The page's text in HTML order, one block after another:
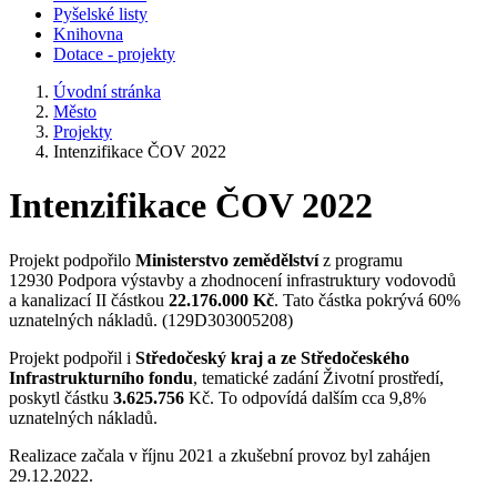
Pyšelské listy
Knihovna
Dotace - projekty
Úvodní stránka
Město
Projekty
Intenzifikace ČOV 2022
Intenzifikace ČOV 2022
Projekt podpořilo Ministerstvo zemědělstvíz programu
12930 Podpora výstavby a zhodnocení infrastruktury vodovodů
a kanalizací II částkou 22.176.000 Kč. Tato částka pokrývá 60%
uznatelných nákladů. (129D303005208)
Projekt podpořil i Středočeský kraj a ze Středočeského
Infrastrukturního fondu, tematické zadání Životní prostředí,
poskytl částku 3.625.756 Kč. To odpovídá dalším cca 9,8%
uznatelných nákladů.
Realizace začala v říjnu 2021 a zkušební provoz byl zahájen
29.12.2022.